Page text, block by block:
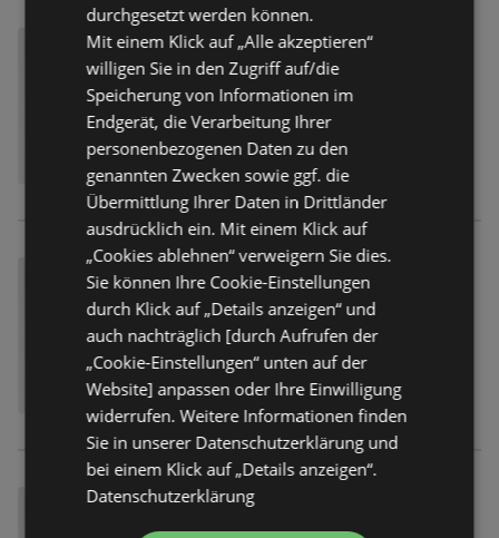
durchgesetzt werden können.
Mit einem Klick auf „Alle akzeptieren“
willigen Sie in den Zugriff auf/die
Speicherung von Informationen im
Endgerät, die Verarbeitung Ihrer
personenbezogenen Daten zu den
genannten Zwecken sowie ggf. die
Übermittlung Ihrer Daten in Drittländer
ausdrücklich ein. Mit einem Klick auf
„Cookies ablehnen“ verweigern Sie dies.
Sie können Ihre Cookie-Einstellungen
durch Klick auf „Details anzeigen“ und
auch nachträglich [durch Aufrufen der
„Cookie-Einstellungen“ unten auf der
Website] anpassen oder Ihre Einwilligung
widerrufen. Weitere Informationen finden
Sie in unserer Datenschutzerklärung und
bei einem Klick auf „Details anzeigen“.
Datenschutzerklärung